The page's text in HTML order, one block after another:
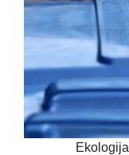
Ekologija